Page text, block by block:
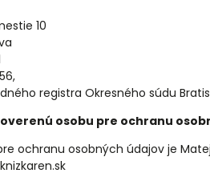
10
registra Okresného súdu
osobu pre ochranu
ochranu osobných údajov je